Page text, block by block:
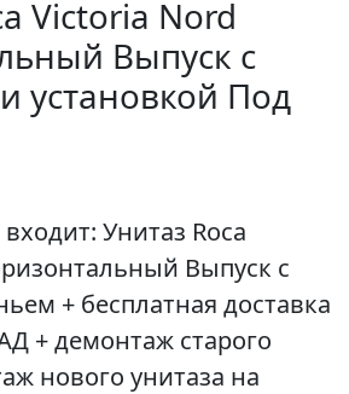
Victoria Nord
Выпуск с
установкой Под
входит: Унитаз Roca
Выпуск с
+ бесплатная доставка
+ демонтаж старого
нового унитаза на